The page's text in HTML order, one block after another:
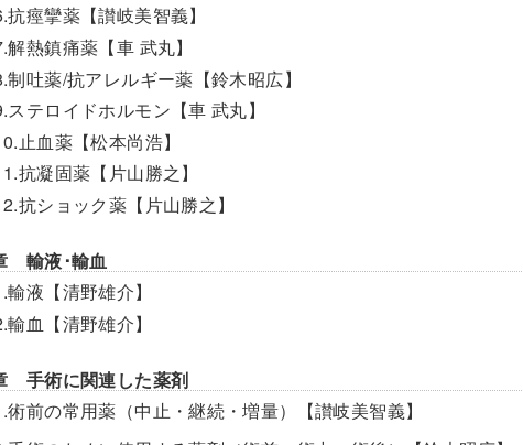
抗痙攣薬【讃岐美智義】
解熱鎮痛薬【車 武丸】
制吐薬/抗アレルギー薬【鈴木昭広】
ステロイドホルモン【車 武丸】
止血薬【松本尚浩】
抗凝固薬【片山勝之】
抗ショック薬【片山勝之】
輸液･輸血
輸液【清野雄介】
輸血【清野雄介】
手術に関連した薬剤
術前の常用薬（中止・継続・増量）【讃岐美智義】